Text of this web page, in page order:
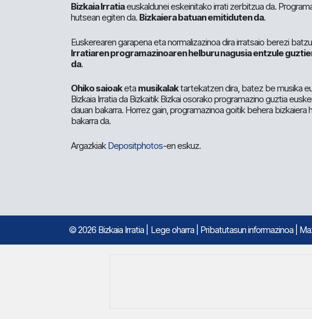
Bizkaia Irratiaeuskaldunei eskeinitako irrati zerbitzua da.
hutsean egiten da. Bizkaiera batuan emitiduten da.
Euskerearen garapena eta normalizazinoa dira irratsaio berezi
Irratiaren programazinoaren helburu nagusia entzule
da.
Ohiko saioaketa musikalaktartekatzen dira, batez be musika
Bizkaia Irratia da Bizkaitik Bizkai osorako programazino guztia
dauan bakarra. Horrez gain, programazinoa goitik behera bizkaiera
bakarra da.
ArgazkiakDepositphotos-en eskuz.
© 2026 Bizkaia Irratia Lege oharra Pribatutasun informazinoa |